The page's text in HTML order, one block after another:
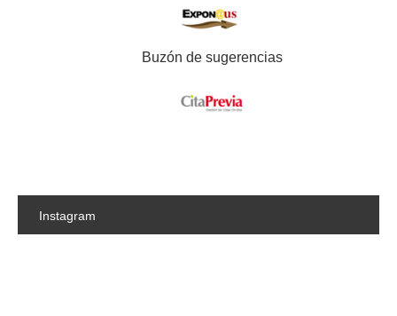
Buzón de sugerencias
Instagram